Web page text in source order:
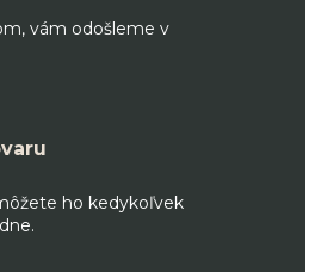
vám odošleme v
ho kedykoľvek